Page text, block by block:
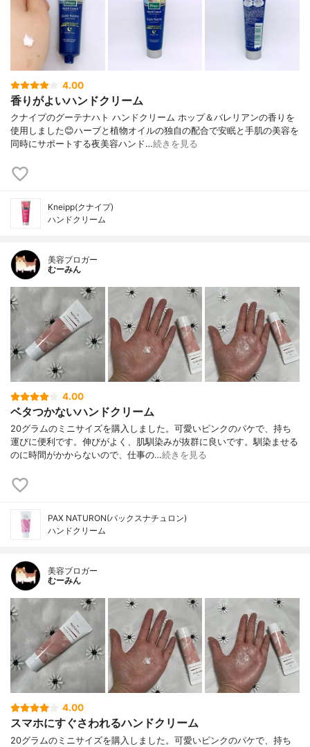
4.00
香りがよいハンドクリーム
クナイプのグーテナハト ハンドクリーム ホップ＆バレリアンの香りを
使用しました😊ハーブと植物オイルの独自の配合で安眠と手肌の美容を
同時にサポートする夜美容ハンド…続きを見る
Kneipp(クナイプ)
ハンドクリーム
美容ブロガー
むーみん
4.00
ベタつかないハンドクリーム
20グラムのミニサイズを購入しました。可愛いピンクのパケで、持ち
運びに便利です。伸びがよく、肌馴染みが抜群に良いです。馴染ませる
のに時間がかからないので、仕事の…続きを見る
PAX NATURON(パックスナチュロン)
ハンドクリーム
美容ブロガー
むーみん
4.00
スマホにすぐさわれるハンドクリーム
20グラムのミニサイズを購入しました。可愛いピンクのパケで、持ち